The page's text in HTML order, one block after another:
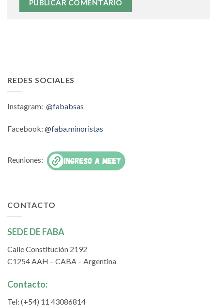
REDES SOCIALES
Instagram: @fababsas
Facebook: @faba.minoristas
Reuniones:
CONTACTO
SEDE DE FABA
Calle Constitución 2192
C1254 AAH – CABA – Argentina
Contacto:
Tel: (+54) 11 43086814